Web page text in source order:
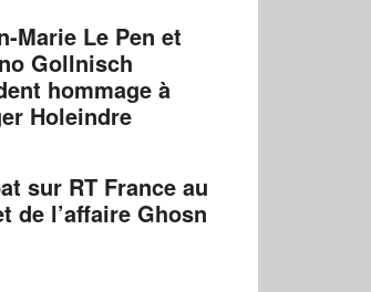
Marie Le Pen et
Gollnisch
hommage à
Holeindre
sur RT France au
de l’affaire Ghosn